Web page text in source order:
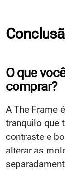
O que
comprar?
A The Frame
tranquilo que
contraste e
alterar as